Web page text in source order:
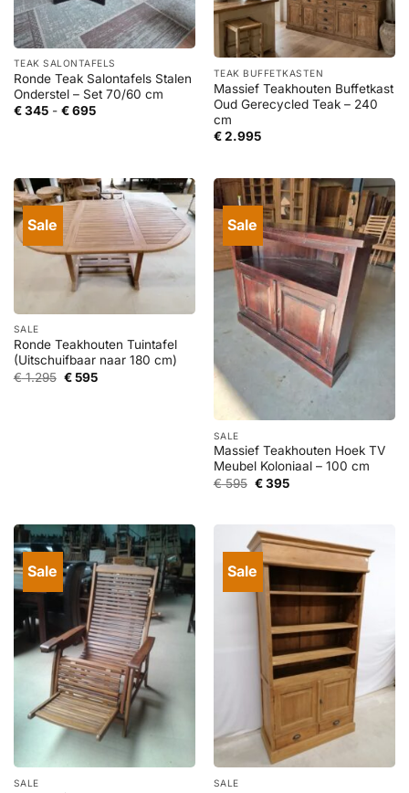
TEAK SALONTAFELS
Ronde Teak Salontafels Stalen
Onderstel – Set 70/60 cm
€345 - €695Prijsklasse:
TEAK BUFFETKASTEN
Massief Teakhouten Buffetkast
Oud Gerecycled Teak – 240
cm
€2.995
Sale
SALE
Ronde Teakhouten Tuintafel
(Uitschuifbaar naar 180 cm)
€1.295 Oorspronkelijke
prijs
€595Huidige
Sale
SALE
Massief Teakhouten Hoek TV
Meubel Koloniaal – 100 cm
€595 Oorspronkelijke
€395Huidige
Sale
SALE
Sale
SALE